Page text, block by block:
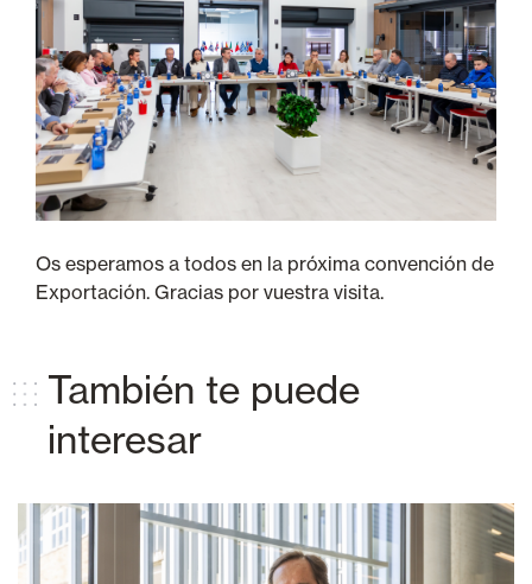
Os esperamos a todos en la próxima convención de
Exportación. Gracias por vuestra visita.
También te puede
interesar